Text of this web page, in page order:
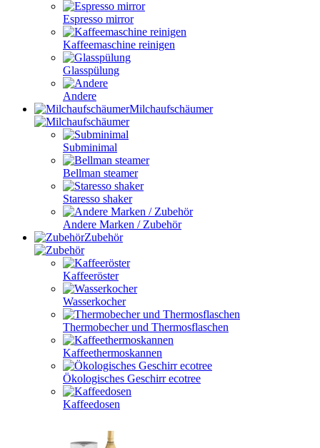
Espresso mirror
Kaffeemaschine reinigen
Glasspülung
Andere
Milchaufschäumer
Subminimal
Bellman steamer
Staresso shaker
Andere Marken / Zubehör
Zubehör
Kaffeeröster
Wasserkocher
Thermobecher und Thermosflaschen
Kaffeethermoskannen
Ökologisches Geschirr ecotree
Kaffeedosen